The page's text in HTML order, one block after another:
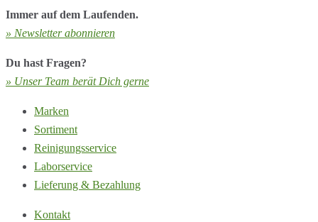
Immer auf dem Laufenden.
» Newsletter abonnieren
Du hast Fragen?
» Unser Team berät Dich gerne
Marken
Sortiment
Reinigungsservice
Laborservice
Lieferung & Bezahlung
Kontakt